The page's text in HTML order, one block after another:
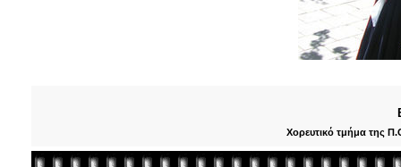
Χορευτικό τμήμα της